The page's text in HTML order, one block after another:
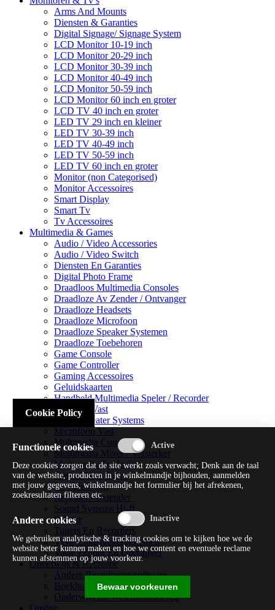
Arms And Mounts
Diensten & Garanties
Digital Signage/ Signage System
LCD Monitor 10-19 inch
LCD Monitor 20-29 inch
LCD Monitor 30-39 inch
LCD Monitor 40-49 inch
LCD Monitor 50-59 inch
LCD Monitor 60 inch en groter
LCD TV 40 inch en groter
LED TV 29 inch en kleiner
LED TV 30-39 inch
LED TV 40-49 inch
LED TV 50-59 inch
LED TV 60 inch en groter
Monitor (non Categorised)
Monitor Accessoires
Smart Display
Smart Tv
Tv Accessoires
Multimedia & Games
Audio / Video Accessories
Audio / Video Switch
Diensten En Garanties
Digital Photo Frame
Draadloos Multimedia Consoles
Draadloze Av Zender / Ontvanger
Draadloze Headsets
Draadloze Microfoon
Draadloze Speaker Systemen
Draadloze Toebehoren
Game Console
Game Controller
Gaming Accessoires
Geluidskaarten
Handheld Multimedia Speler / Recorder
Headsets Vast
Home Theater Systems
Microfoon Vast
Multimedia Consoles
Multimedia Mixer / Versterker
Multimedia Productie
Optical Disk Drive
Pc Videokaart
Repeater / Extender
Sound Systems Hi-fi
Splitter
Tuners En Recorders
Vaste Luidsprekersystemen
Vaste Zender En Ontvanger
Onderwijs & Recreatie
Andere Beveiligingssoftware
Boekhouding / Financiën
Onderwijs En Wetenschappelijk
Cookie Policy
Functionele cookies
Deze cookies zorgen dat de site werkt zoals verwacht; Denk aan de taal
van de website, producten in je winkelmandje bijhouden, aanmelden
met jouw gegevens, winkelmandje het formulier bij het afrekenen,
zoekresultaten filteren etc.
Andere cookies
We gebruiken analytische & tracking cookies om te kijken hoe we de
website beter kunnen maken en hoe we content en eventuele reclame
kunnen afstemmen op jouw voorkeur.
Bewaar voorkeuren